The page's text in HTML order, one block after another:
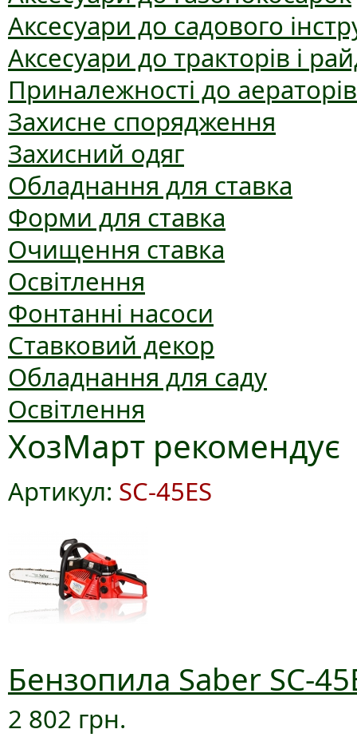
Аксесуари до садового
Аксесуари до тракторів і
Приналежності до аераторів
Захисне спорядження
Захисний одяг
Обладнання для ставка
Форми для ставка
Очищення ставка
Освітлення
Фонтанні насоси
Ставковий декор
Обладнання для саду
Освітлення
ХозМарт рекомендує
Артикул: SC-45ES
Бензопила Saber SC-
2 802 грн.